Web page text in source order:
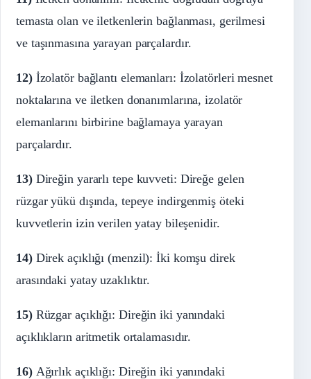
temasta olan ve iletkenlerin bağlanması, gerilmesi
ve taşınmasına yarayan parçalardır.
12)İzolatör bağlantı elemanları: İzolatörleri mesnet
noktalarına ve iletken donanımlarına, izolatör
elemanlarını birbirine bağlamaya yarayan
parçalardır.
13)Direğin yararlı tepe kuvveti: Direğe gelen
rüzgar yükü dışında, tepeye indirgenmiş öteki
kuvvetlerin izin verilen yatay bileşenidir.
14)Direk açıklığı (menzil): İki komşu direk
arasındaki yatay uzaklıktır.
15)Rüzgar açıklığı: Direğin iki yanındaki
açıklıkların aritmetik ortalamasıdır.
16)Ağırlık açıklığı: Direğin iki yanındaki